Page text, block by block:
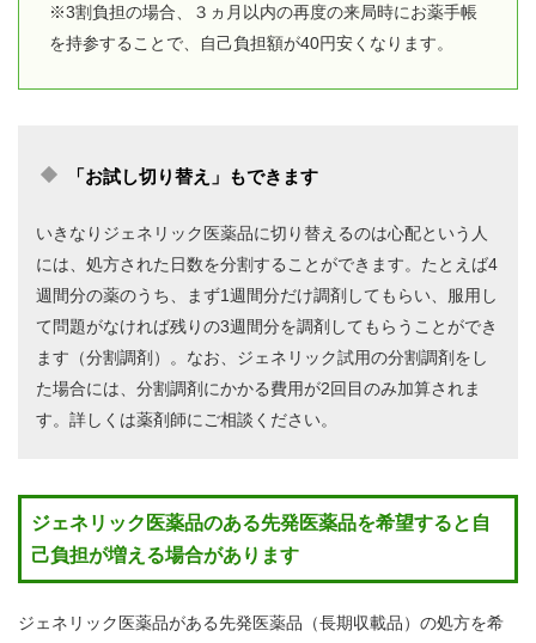
※3割負担の場合、３ヵ月以内の再度の来局時にお薬手帳
を持参することで、自己負担額が40円安くなります。
「お試し切り替え」もできます
いきなりジェネリック医薬品に切り替えるのは心配という人
には、処方された日数を分割することができます。たとえば4
週間分の薬のうち、まず1週間分だけ調剤してもらい、服用し
て問題がなければ残りの3週間分を調剤してもらうことができ
ます（分割調剤）。なお、ジェネリック試用の分割調剤をし
た場合には、分割調剤にかかる費用が2回目のみ加算されま
す。詳しくは薬剤師にご相談ください。
ジェネリック医薬品のある先発医薬品を希望すると自
己負担が増える場合があります
ジェネリック医薬品がある先発医薬品（長期収載品）の処方を希